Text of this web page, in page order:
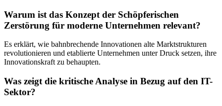
Warum ist das Konzept der Schöpferischen
Zerstörung für moderne Unternehmen relevant?
Es erklärt, wie bahnbrechende Innovationen alte Marktstrukturen
revolutionieren und etablierte Unternehmen unter Druck setzen, ihre
Innovationskraft zu behaupten.
Was zeigt die kritische Analyse in Bezug auf den IT-
Sektor?